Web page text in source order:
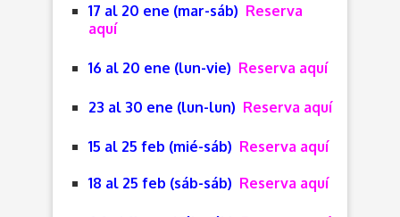
17 al 20 ene (mar-sáb) Reserva
aquí
16 al 20 ene (lun-vie) Reserva aquí
23 al 30 ene (lun-lun) Reserva aquí
15 al 25 feb (mié-sáb) Reserva aquí
18 al 25 feb (sáb-sáb) Reserva aquí